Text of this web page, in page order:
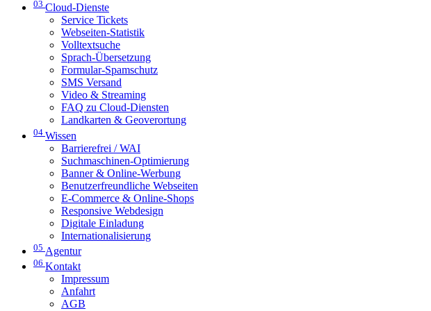
03 Cloud-Dienste
Service Tickets
Webseiten-Statistik
Volltextsuche
Sprach-Übersetzung
Formular-Spamschutz
SMS Versand
Video & Streaming
FAQ zu Cloud-Diensten
Landkarten & Geoverortung
04 Wissen
Barrierefrei / WAI
Suchmaschinen-Optimierung
Banner & Online-Werbung
Benutzerfreundliche Webseiten
E-Commerce & Online-Shops
Responsive Webdesign
Digitale Einladung
Internationalisierung
05 Agentur
06 Kontakt
Impressum
Anfahrt
AGB